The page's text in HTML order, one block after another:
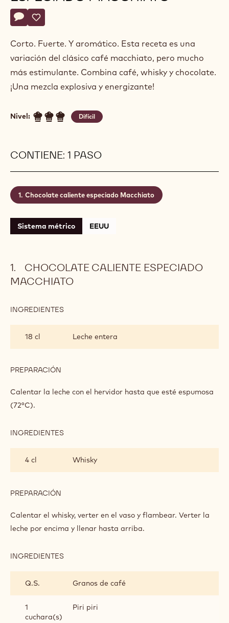
Actions
Escriba un comentario
- Chocolate caliente especiado Macchiato
Guardar
- Chocolate caliente especiado Macchiato
Corto. Fuerte. Y aromático. Esta receta es una
variación del clásico café macchiato, pero mucho
más estimulante. Combina café, whisky y chocolate.
¡Una mezcla explosiva y energizante!
Nivel: Difícil
CONTIENE: 1 PASO
Chocolate caliente especiado Macchiato
Sistema métrico EEUU
CHOCOLATE CALIENTE ESPECIADO
MACCHIATO
INGREDIENTES
ESPECIADO
MACCHIATO
18 cl Leche entera
PREPARACIÓN
CALIENTE
Calentar la leche con el hervidor hasta que esté espumosa
(72°C).
INGREDIENTES
ESPECIADO
MACCHIATO
4 cl Whisky
PREPARACIÓN
CALIENTE
ESPECIADO
MACCHIATO
Calentar el whisky, verter en el vaso y flambear. Verter la
leche por encima y llenar hasta arriba.
INGREDIENTES
ESPECIADO
MACCHIATO
Q.S. Granos de café
1
cuchara(s)
Piri piri